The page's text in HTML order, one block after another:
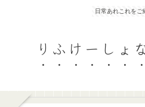
日常あれこれをご
りふけーしょ